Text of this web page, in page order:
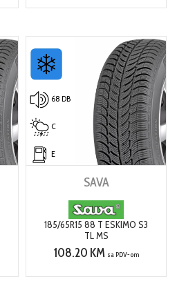
68 DB
C
E
SAVA
185/65R15 88 T ESKIMO S3
TL MS
108.20 KM sa PDV-om